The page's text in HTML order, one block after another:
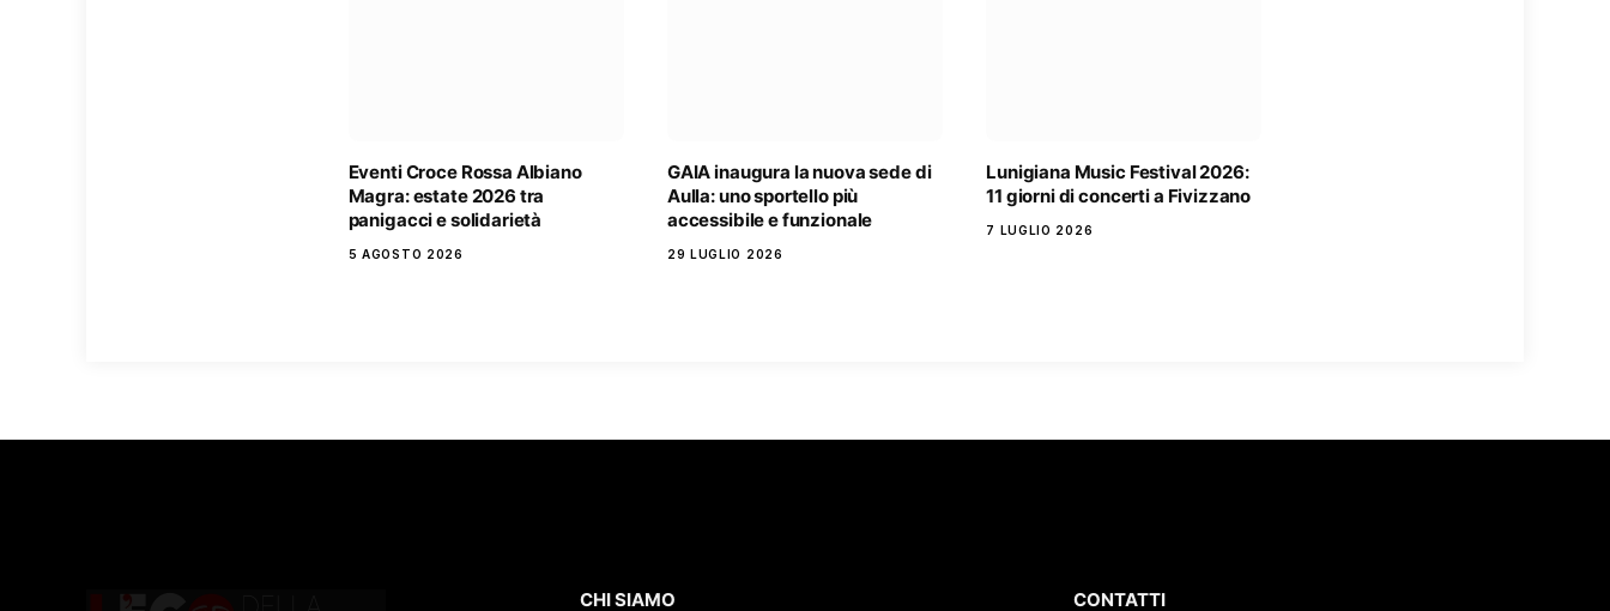
Eventi Croce Rossa Albiano
Magra: estate 2026 tra
panigacci e solidarietà
5 AGOSTO 2026
GAIA inaugura la nuova sede di
Aulla: uno sportello più
accessibile e funzionale
29 LUGLIO 2026
Lunigiana Music Festival 2026:
11 giorni di concerti a Fivizzano
7 LUGLIO 2026
CHI SIAMO CONTATTI